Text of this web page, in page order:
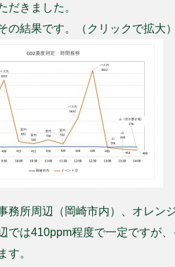
だきました。
の結果です。（クリックで拡大）
務所周辺（岡崎市内）、オレン
では410ppm程度で一定ですが
す。